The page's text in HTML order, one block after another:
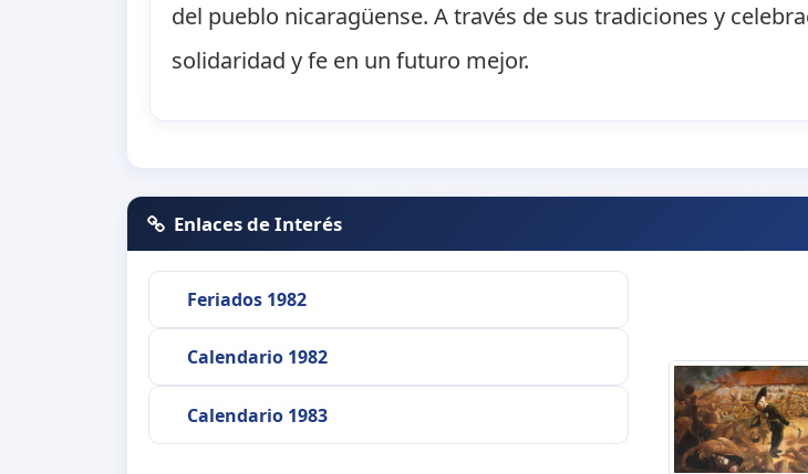
del pueblo nicaragüense. A través de sus tradiciones y
solidaridad y fe en un futuro mejor.
Enlaces de Interés
Feriados 1982
Calendario 1982
Calendario 1983